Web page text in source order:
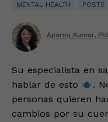
MENTAL HEALTH POSTS
Aparna Kumar,
Su especialista en
hablar de esto
.
personas quieren
cambios por su